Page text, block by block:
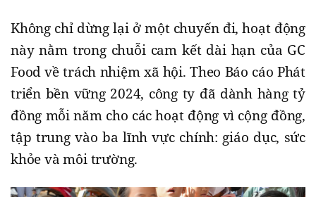
Không chỉ dừng lại ở một chuyến đi, hoạt động
này nằm trong chuỗi cam kết dài hạn của GC
Food về trách nhiệm xã hội. Theo Báo cáo Phát
triển bền vững 2024, công ty đã dành hàng tỷ
đồng mỗi năm cho các hoạt động vì cộng đồng,
tập trung vào ba lĩnh vực chính: giáo dục, sức
khỏe và môi trường.